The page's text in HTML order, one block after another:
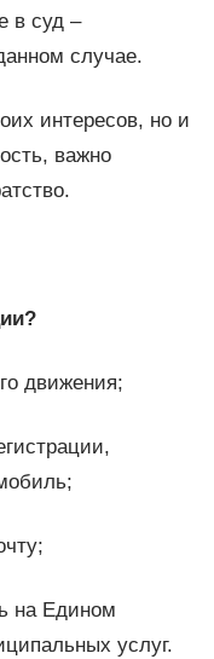
в суд –
случае.
интересов, но и
важно
движения;
на Едином
услуг.